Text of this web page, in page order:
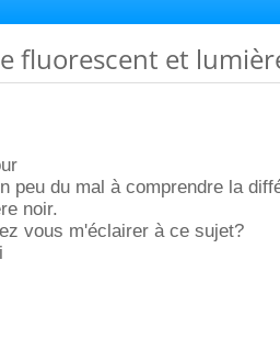
fluorescent et
peu du mal à comprendre la
noir.
vous m'éclairer à ce sujet?